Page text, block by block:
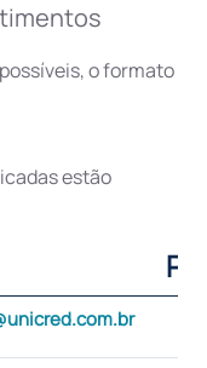
o formato
estão